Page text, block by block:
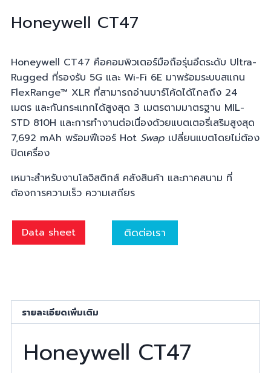
Honeywell CT47
Honeywell CT47 คือคอมพิวเตอร์มือถือรุ่นอึดระดับ Ultra-
Rugged ที่รองรับ 5G และ Wi-Fi 6E มาพร้อมระบบสแกน
FlexRange™ XLR ที่สามารถอ่านบาร์โค้ดได้ไกลถึง 24
เมตร และกันกระแทกได้สูงสุด 3 เมตรตามมาตรฐาน MIL-
STD 810H และการทำงานต่อเนื่องด้วยแบตเตอรี่เสริมสูงสุด
7,692 mAh พร้อมฟีเจอร์ Hot Swap เปลี่ยนแบตโดยไม่ต้อง
ปิดเครื่อง
เหมาะสำหรับงานโลจิสติกส์ คลังสินค้า และภาคสนาม ที่
ต้องการความเร็ว ความเสถียร
Data sheet ติดต่อเรา
รายละเอียดเพิ่มเติม
Honeywell CT47